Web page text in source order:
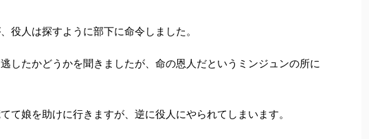
役人は探すように部下に命令しました。
したかどうかを聞きましたが、命の恩人だというミンジュンの所に
て娘を助けに行きますが、逆に役人にやられてしまいます。